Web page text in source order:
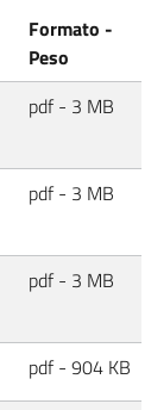
Formato -
Peso
pdf - 3 MB
pdf - 3 MB
pdf - 3 MB
pdf - 904 KB